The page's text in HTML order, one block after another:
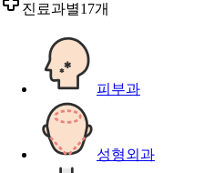
진료과별17개
피부과
성형외과